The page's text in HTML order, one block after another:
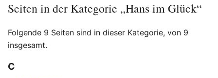
Seiten in der Kategorie „Hans im Glück“
Folgende 9 Seiten sind in dieser Kategorie, von 9
insgesamt.
C